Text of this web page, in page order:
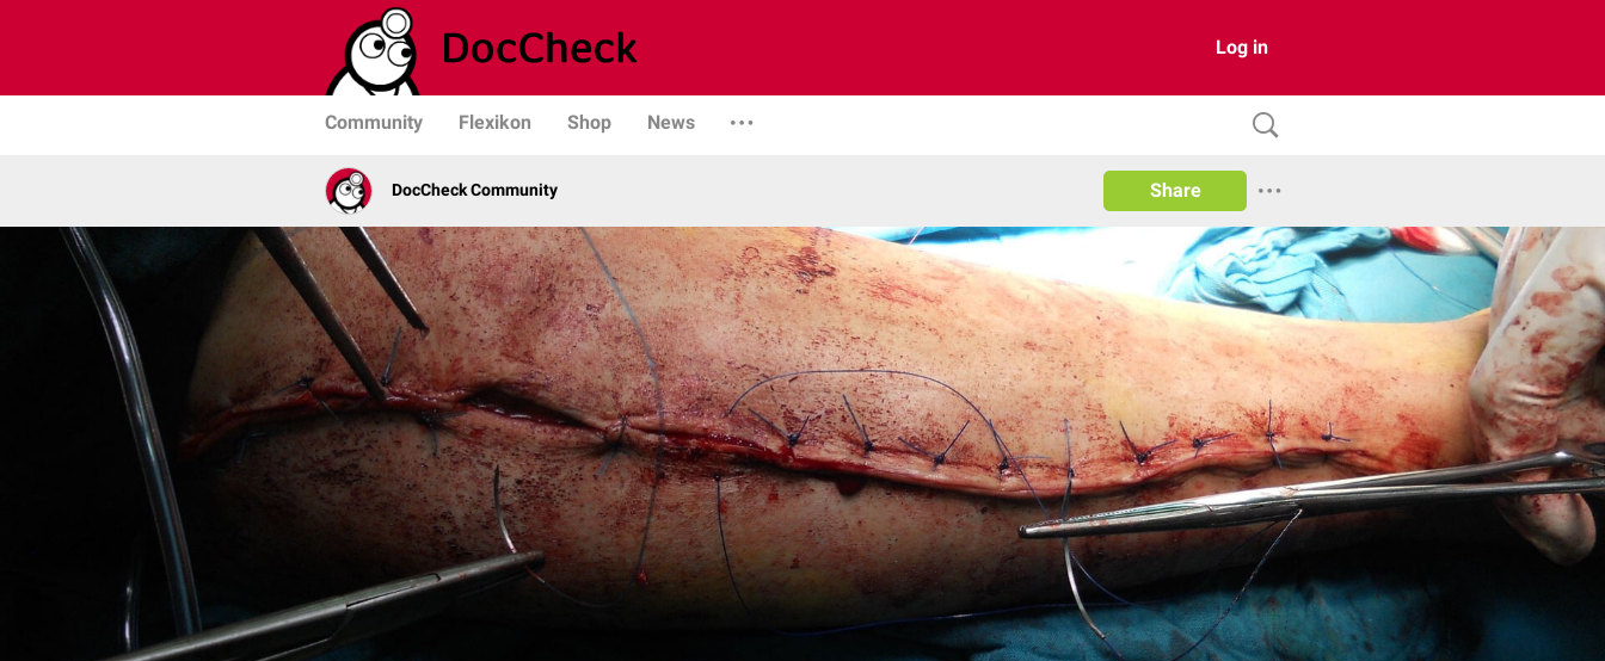
Log in
Community Flexikon Shop News
DocCheck Community Share